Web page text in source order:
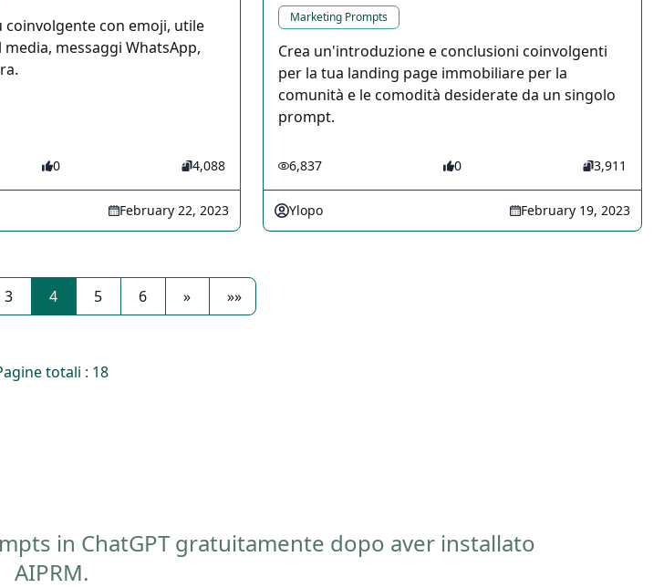
coinvolgente con emoji, utile
messaggi WhatsApp,
0 4,088
February 22, 2023
Marketing Prompts
Crea un'introduzione e conclusioni coinvolgenti
per la tua landing page immobiliare per la
comunità e le comodità desiderate da un singolo
prompt.
6,837 0 3,911
Ylopo February 19, 2023
3 4 5 6 » »»
totali : 18
in ChatGPT gratuitamente dopo aver installato
AIPRM.